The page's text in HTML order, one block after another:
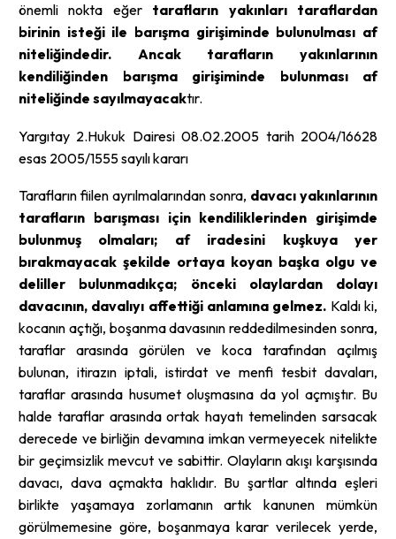
önemli nokta eğer tarafların yakınları taraflardan
birinin isteği ile barışma girişiminde bulunulması af
niteliğindedir. Ancak tarafların yakınlarının
kendiliğinden barışma girişiminde bulunması af
niteliğinde sayılmayacaktır.
Yargıtay 2.Hukuk Dairesi 08.02.2005 tarih 2004/16628
esas 2005/1555 sayılı kararı
Tarafların fiilen ayrılmalarından sonra, davacı yakınlarının
tarafların barışması için kendiliklerinden girişimde
bulunmuş olmaları; af iradesini kuşkuya yer
bırakmayacak şekilde ortaya koyan başka olgu ve
deliller bulunmadıkça; önceki olaylardan dolayı
davacının, davalıyı affettiği anlamına gelmez. Kaldı ki,
kocanın açtığı, boşanma davasının reddedilmesinden sonra,
taraflar arasında görülen ve koca tarafından açılmış
bulunan, itirazın iptali, istirdat ve menfi tesbit davaları,
taraflar arasında husumet oluşmasına da yol açmıştır. Bu
halde taraflar arasında ortak hayatı temelinden sarsacak
derecede ve birliğin devamına imkan vermeyecek nitelikte
bir geçimsizlik mevcut ve sabittir. Olayların akışı karşısında
davacı, dava açmakta haklıdır. Bu şartlar altında eşleri
birlikte yaşamaya zorlamanın artık kanunen mümkün
görülmemesine göre, boşanmaya karar verilecek yerde,